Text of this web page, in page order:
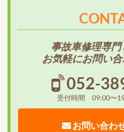
事故車修理専門
お気軽にお問い
052-
受付時間 09:00〜
お問い合わ